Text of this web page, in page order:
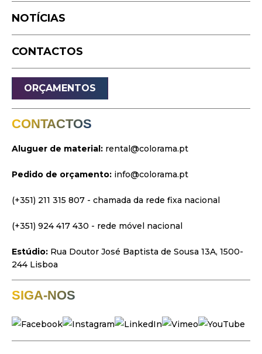
Drone
Som
Luz
Palcos
Websites
Identidade Visual
NOTÍCIAS
CONTACTOS
ORÇAMENTOS
CONTACTOS
Aluguer de material: rental@colorama.pt
Pedido de orçamento: info@colorama.pt
(+351) 211 315 807 - chamada da rede fixa nacional
(+351) 924 417 430 - rede móvel nacional
Estúdio: Rua Doutor José Baptista de Sousa 13A, 1500-
244 Lisboa
SIGA-NOS